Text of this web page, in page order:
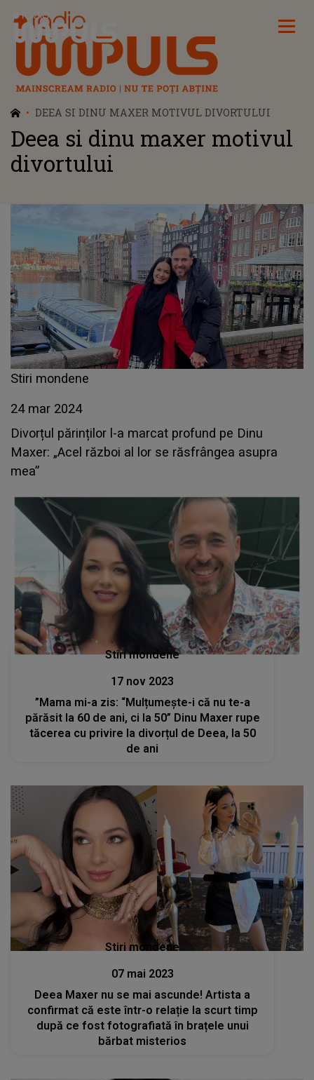
Radio Impuls
DEEA SI DINU MAXER MOTIVUL DIVORTULUI
Deea si dinu maxer motivul
divortului
Stiri mondene
24 mar 2024
Divorțul părinților l-a marcat profund pe Dinu
Maxer: „Acel război al lor se răsfrângea asupra
mea”
Stiri mondene
17 nov 2023
”Mama mi-a zis: “Mulțumește-i că nu te-a
părăsit la 60 de ani, ci la 50” Dinu Maxer rupe
tăcerea cu privire la divorțul de Deea, la 50
de ani
Stiri mondene
07 mai 2023
Deea Maxer nu se mai ascunde! Artista a
confirmat că este într-o relație la scurt timp
după ce fost fotografiată în brațele unui
bărbat misterios